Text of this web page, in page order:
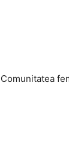
Comunitatea